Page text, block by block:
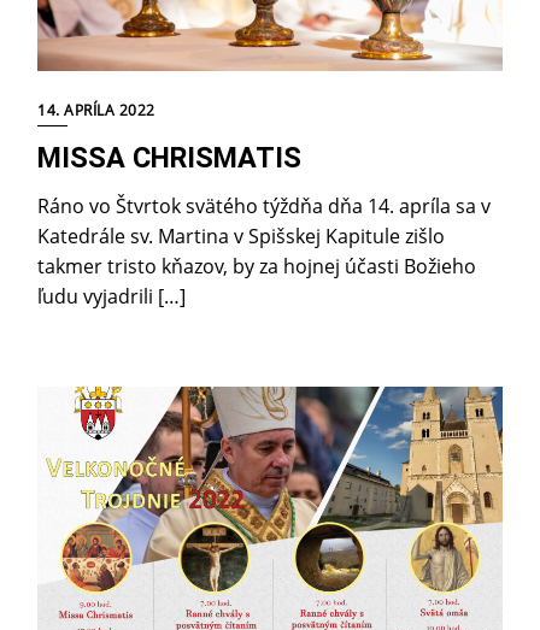
14. APRÍLA 2022
MISSA CHRISMATIS
Ráno vo Štvrtok svätého týždňa dňa 14. apríla sa v
Katedrále sv. Martina v Spišskej Kapitule zišlo
takmer tristo kňazov, by za hojnej účasti Božieho
ľudu vyjadrili […]